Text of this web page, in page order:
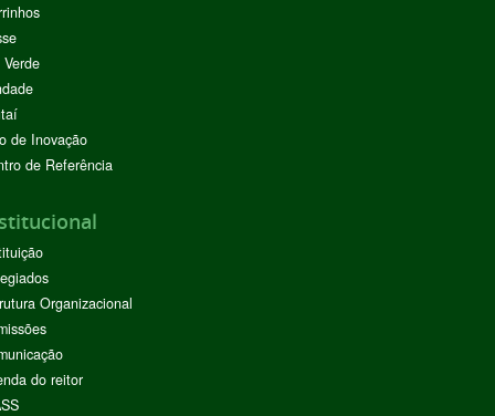
de Inovação
de Referência
Organizacional
do reitor